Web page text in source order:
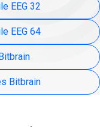
EEG 32
EEG 64
Bitbrain